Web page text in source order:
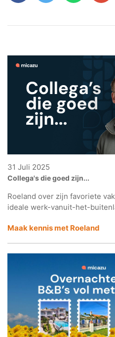
31 Juli 2025
Collega's die goed zijn...
Roeland over zijn favoriete
ideale werk-vanuit-het-
Maak kennis met Roeland